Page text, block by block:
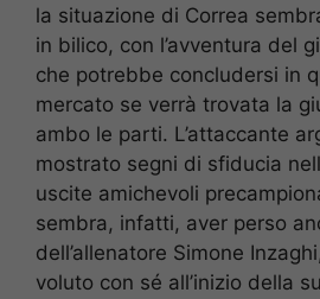
la situazione di Correa
in bilico, con l’avventura del
che potrebbe concludersi in
mercato se verrà trovata la
ambo le parti. L’attaccante
mostrato segni di sfiducia
uscite amichevoli
sembra, infatti, aver perso
dell’allenatore Simone
voluto con sé all’inizio della